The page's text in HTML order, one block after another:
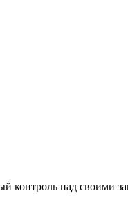
контроль над своими